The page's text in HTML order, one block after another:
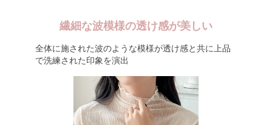
繊細な波模様の透け感が美しい
全体に施された波のような模様が透け感と共に上品
で洗練された印象を演出